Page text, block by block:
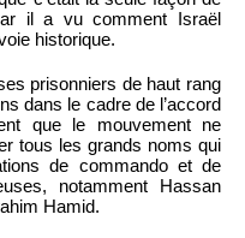
il a vu comment Israël
historique.
prisonniers de haut rang
dans le cadre de l’accord
que le mouvement ne
tous les grands noms qui
de commando et de
notamment Hassan
Hamid.